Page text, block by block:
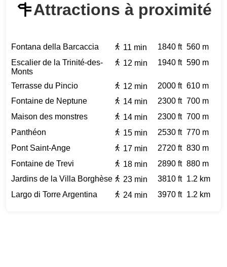
Attractions à proximité
Fontana della Barcaccia 11 min 1840 ft 560 m
Escalier de la Trinité-des-
Monts
12 min 1940 ft 590 m
Terrasse du Pincio 12 min 2000 ft 610 m
Fontaine de Neptune
14 min 2300 ft 700 m
Maison des monstres
14 min 2300 ft 700 m
Panthéon
15 min 2530 ft 770 m
Pont Saint-Ange
17 min 2720 ft 830 m
Fontaine de Trevi
18 min 2890 ft 880 m
Jardins de la Villa Borghèse
23 min 3810 ft
1.2 km
Largo di Torre Argentina
24 min 3970 ft 1.2 km